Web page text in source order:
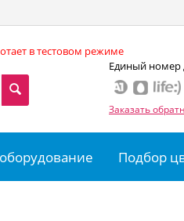
в тестовом режиме
Единый номер
Заказать
Подбор